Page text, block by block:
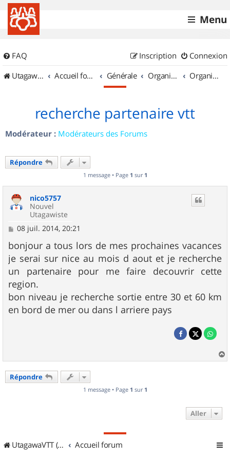
Menu
FAQ Connexion
Inscription
UtagawaVTT (Randos VTT et VTTAE avec traces GPS)
Accueil forum Générale Organisation de sorties & Recherche de partenaires Organisation de sorties en région Provence Alpes Côte d'Azur
recherche partenaire vtt
Modérateur : Modérateurs des Forums
Répondre
1 message • Page 1 sur 1
nico5757
Nouvel
Utagawiste
M
s
s
a
g
e
08 juil. 2014, 20:21
bonjour a tous lors de mes prochaines vacances
je serai sur nice au mois d aout et je recherche
un partenaire pour me faire decouvrir cette
region.
bon niveau je recherche sortie entre 30 et 60 km
en bord de mer ou dans l arriere pays
a
Répondre
1 message • Page 1 sur 1
Aller
UtagawaVTT (Randos VTT et VTTAE avec traces GPS) Accueil forum